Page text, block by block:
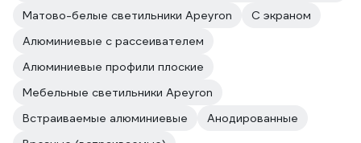
Матово-белые светильники Apeyron
С экраном
Алюминиевые с рассеивателем
Алюминиевые профили плоские
Мебельные светильники Apeyron
Встраиваемые алюминиевые
Анодированные